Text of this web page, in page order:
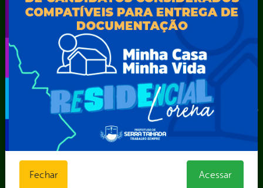
Assistência Social e Cidadania
Autarquia Educacional de Serra Talhada – AESET
Comando da Guarda Municipal-CGM
Diretoria da Defesa Civil
FUNDAÇÃO CULTURAL DE SERRA TALHADA
Gabinete do Vice-Prefeito
Instituto de Previdência Própria dos Servidores Públicos do
Município de Serra Talhada-IPPS
Obras e Infraestrutura
Procuradoria Geral do Município
Secretaria de Desenvolvimento Econômico e Turismo
Fechar Acessar